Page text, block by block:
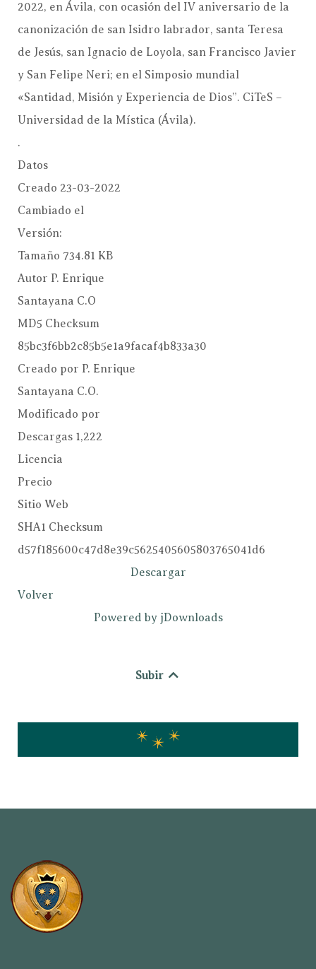
2022, en Ávila, con ocasión del IV aniversario de la
canonización de san Isidro labrador, santa Teresa
de Jesús, san Ignacio de Loyola, san Francisco Javier
y San Felipe Neri; en el Simposio mundial
«Santidad, Misión y Experiencia de Dios”. CiTeS –
Universidad de la Mística (Ávila).
.
Datos
Creado 23-03-2022
Cambiado el
Versión:
Tamaño 734.81 KB
Autor P. Enrique
Santayana C.O
MD5 Checksum
85bc3f6bb2c85b5e1a9facaf4b833a30
Creado por P. Enrique
Santayana C.O.
Modificado por
Descargas 1,222
Licencia
Precio
Sitio Web
SHA1 Checksum
d57f185600c47d8e39c5625405605803765041d6
Descargar
Volver
Powered by jDownloads
Subir